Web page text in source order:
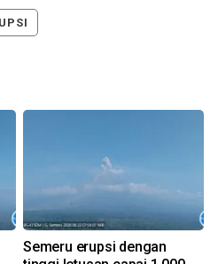
Semeru erupsi dengan